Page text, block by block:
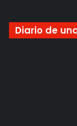
Diario de